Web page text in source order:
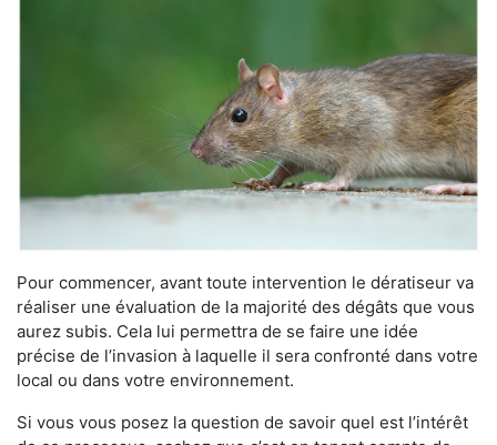
Pour commencer, avant toute intervention le dératiseur va
réaliser une évaluation de la majorité des dégâts que vous
aurez subis. Cela lui permettra de se faire une idée
précise de l’invasion à laquelle il sera confronté dans votre
local ou dans votre environnement.
Si vous vous posez la question de savoir quel est l’intérêt